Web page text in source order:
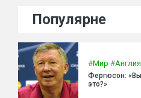
Популярне
#Мир #Англия
Фергюсон:
это?»